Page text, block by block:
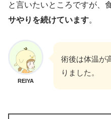
と言いたいところですが、
サやりを続けています。
REIYA
術後は体温が
りました。